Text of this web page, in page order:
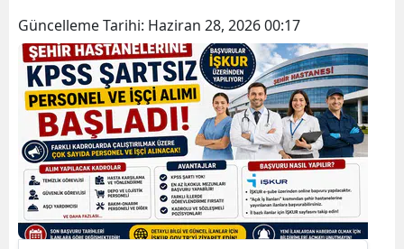
Güncelleme Tarihi: Haziran 28, 2026 00:17